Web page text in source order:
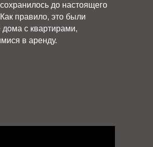
до настоящего
правило, это были
с квартирами,
в аренду.